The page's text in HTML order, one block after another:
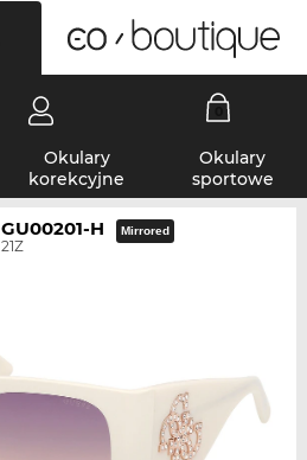
Okulary
korekcyjne
Okulary
sportowe
GU00201-H
21Z
Mirrored